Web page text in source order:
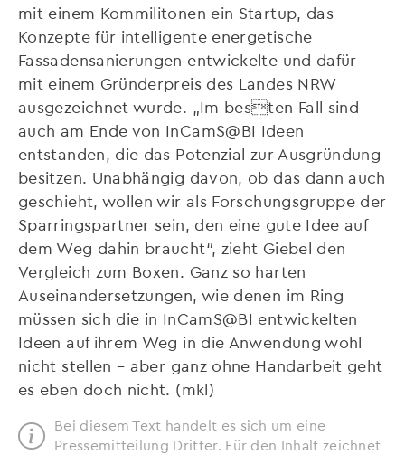
mit einem Kommilitonen ein Startup, das
Konzepte für intelligente energetische
Fassadensanierungen entwickelte und dafür
mit einem Gründerpreis des Landes NRW
ausgezeichnet wurde. „Im besten Fall sind
auch am Ende von InCamS@BI Ideen
entstanden, die das Potenzial zur Ausgründung
besitzen. Unabhängig davon, ob das dann auch
geschieht, wollen wir als Forschungsgruppe der
Sparringspartner sein, den eine gute Idee auf
dem Weg dahin braucht“, zieht Giebel den
Vergleich zum Boxen. Ganz so harten
Auseinandersetzungen, wie denen im Ring
müssen sich die in InCamS@BI entwickelten
Ideen auf ihrem Weg in die Anwendung wohl
nicht stellen – aber ganz ohne Handarbeit geht
es eben doch nicht. (mkl)
Bei diesem Text handelt es sich um eine
Pressemitteilung Dritter. Für den Inhalt zeichnet